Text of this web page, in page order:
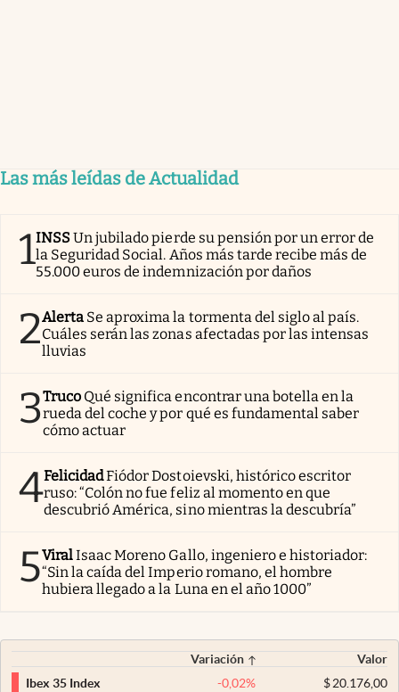
Las más leídas de Actualidad
1INSSUn jubilado pierde su pensión por un error de
la Seguridad Social. Años más tarde recibe más de
55.000 euros de indemnización por daños
2Alerta Se aproxima la tormenta del siglo al país.
Cuáles serán las zonas afectadas por las intensas
lluvias
3Truco Qué significa encontrar una botella en la
rueda del coche y por qué es fundamental saber
cómo actuar
4FelicidadFiódor Dostoievski, histórico escritor
ruso: “Colón no fue feliz al momento en que
descubrió América, sino mientras la descubría”
5ViralIsaac Moreno Gallo, ingeniero e historiador:
“Sin la caída del Imperio romano, el hombre
hubiera llegado a la Luna en el año 1000”
Variación
Valor
Ibex 35 Index
-0,02% $20.176,00